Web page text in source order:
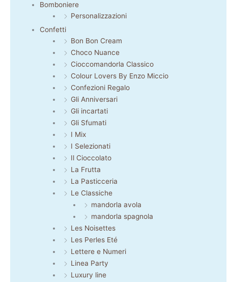
Bomboniere
Personalizzazioni
Confetti
Bon Bon Cream
Choco Nuance
Cioccomandorla Classico
Colour Lovers By Enzo Miccio
Confezioni Regalo
Gli Anniversari
Gli incartati
Gli Sfumati
I Mix
I Selezionati
Il Cioccolato
La Frutta
La Pasticceria
Le Classiche
mandorla avola
mandorla spagnola
Les Noisettes
Les Perles Eté
Lettere e Numeri
Linea Party
Luxury line